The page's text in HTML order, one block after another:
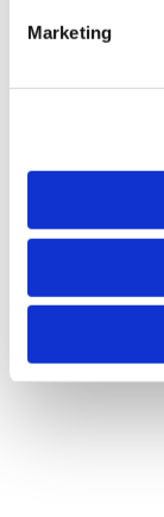
Marketing